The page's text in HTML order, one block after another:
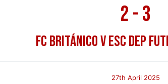
2-3
FC Británico v Esc Dep
27th April 2025